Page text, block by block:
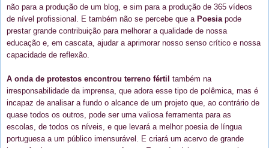
não para a produção de um blog, e sim para a produção de 365 vídeos
de nível profissional. E também não se percebe que a Poesia pode
prestar grande contribuição para melhorar a qualidade de nossa
educação e, em cascata, ajudar a aprimorar nosso senso crítico e nossa
capacidade de reflexão.
A onda de protestos encontrou terreno fértil também na
irresponsabilidade da imprensa, que adora esse tipo de polêmica, mas é
incapaz de analisar a fundo o alcance de um projeto que, ao contrário de
quase todos os outros, pode ser uma valiosa ferramenta para as
escolas, de todos os níveis, e que levará a melhor poesia de língua
portuguesa a um público imensurável. E criará um acervo de grande